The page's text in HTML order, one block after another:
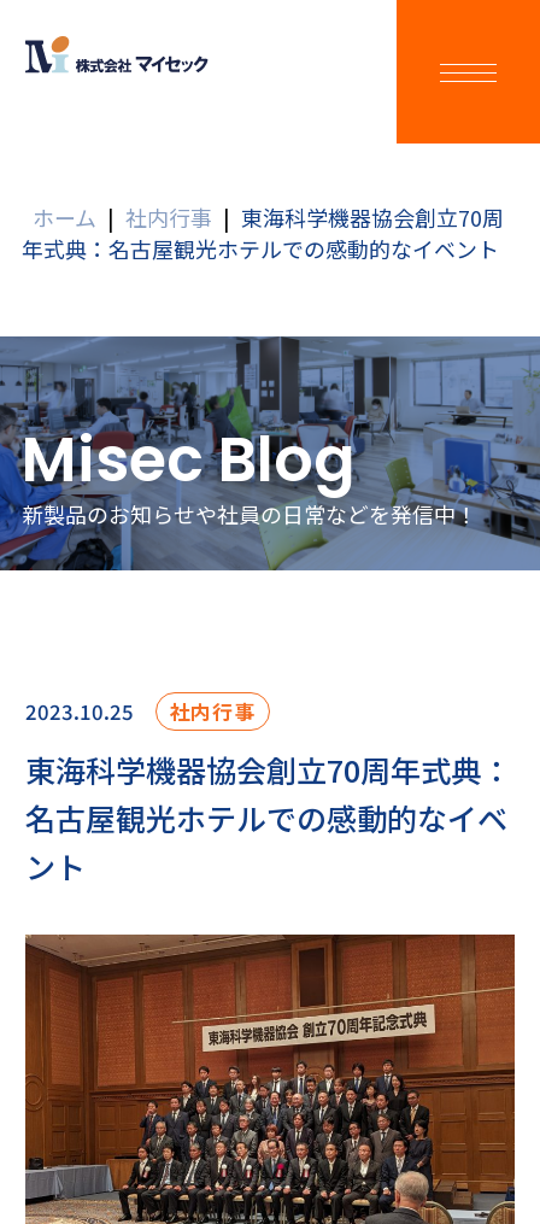
ホーム | 社内行事 | 東海科学機器協会創立70周
年式典：名古屋観光ホテルでの感動的なイベント
Misec Blog
新製品のお知らせや社員の日常などを発信中！
2023.10.25 社内行事
東海科学機器協会創立70周年式典：
名古屋観光ホテルでの感動的なイベ
ント